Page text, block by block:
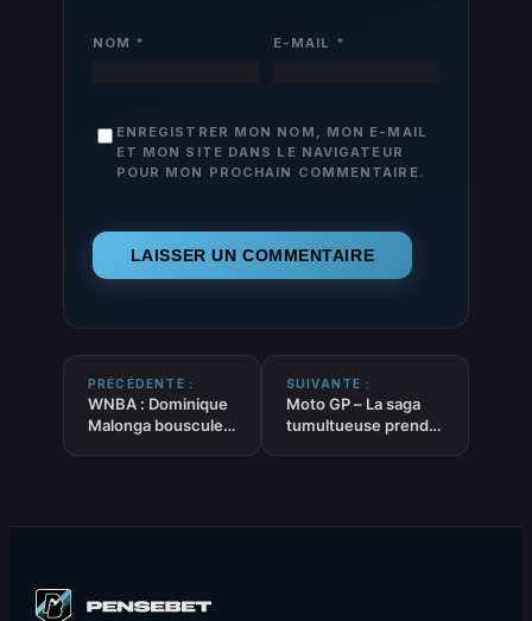
NOM * E-MAIL *
ENREGISTRER MON NOM, MON E-MAIL
ET MON SITE DANS LE NAVIGATEUR
POUR MON PROCHAIN COMMENTAIRE.
PRÉCÉDENTE :
WNBA : Dominique
Malonga bouscule
SUIVANTE :
Moto GP – La saga
tumultueuse prend